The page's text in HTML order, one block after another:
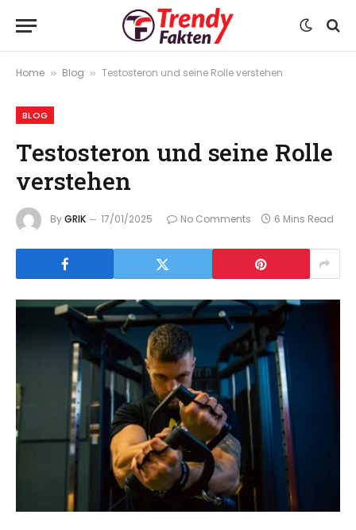
Home » Blog » Testosteron und seine Rolle verstehen
BLOG
Testosteron und seine Rolle
verstehen
ByGRIK 17/01/2025 No Comments 6 Mins Read